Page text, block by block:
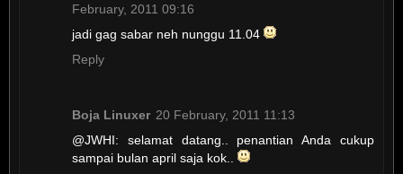
February, 2011 09:16
jadi gag sabar neh nunggu 11.04
Reply
Boja Linuxer 20 February, 2011 11:13
@JWHI: selamat datang.. penantian Anda cukup
sampai bulan april saja kok..